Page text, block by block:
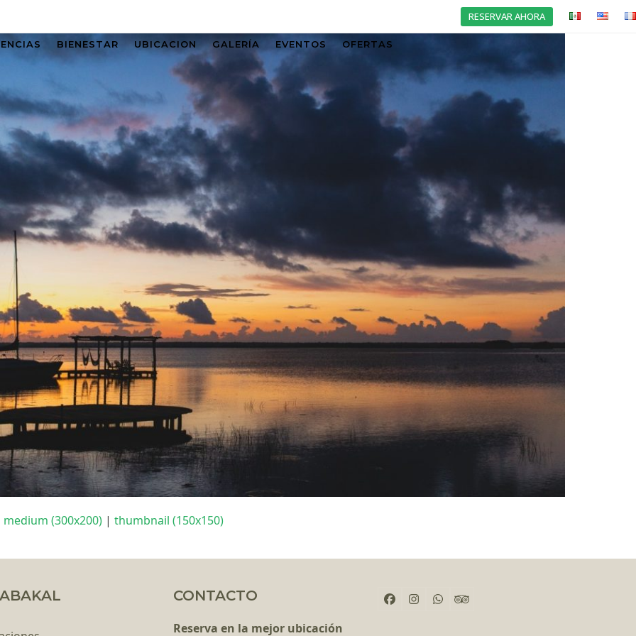
RESERVAR AHORA
BIENESTAR UBICACION GALERÍA EVENTOS OFERTAS
medium (300x200) | thumbnail (150x150)
CONTACTO
Reserva en la mejor ubicación
Facebook
Instagram
WhatsappTripadvisor